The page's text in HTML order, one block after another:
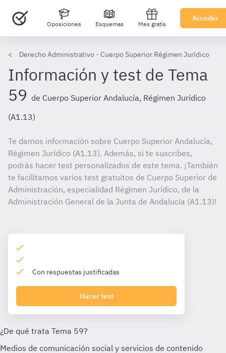
Oposiciones Esquemas Mes gratis
Acceder
Derecho Administrativo - Cuerpo Superior Régimen Jurídico
Información y test de Tema
59 de Cuerpo Superior Andalucía, Régimen Jurídico
(A1.13)
Te damos información sobre Cuerpo Superior Andalucía,
Régimen Jurídico (A1.13). Además, si te suscribes,
podrás hacer test personalizados de este tema. ¡También
te facilitamos varios test gratuitos de Cuerpo Superior de
Administración, especialidad Régimen Jurídico, de la
Administración General de la Junta de Andalucía (A1.13)!
Con respuestas justificadas
Hacer test